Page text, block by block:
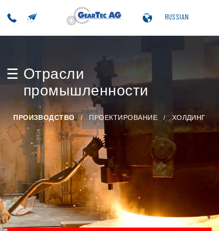
RUSSIAN
Отрасли
промышленности
ПРОИЗВОДСТВО ПРОЕКТИРОВАНИЕ ХОЛДИНГ